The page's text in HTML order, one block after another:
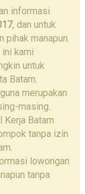
informasi
, dan untuk
pihak manapun.
ini kami
untuk
Batam.
merupakan
masing.
Kerja Batam
tanpa izin
lowongan
tanpa